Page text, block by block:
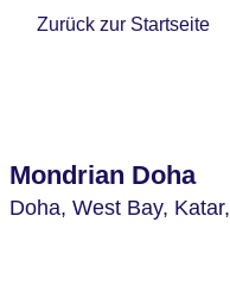
Zurück zur Startseite
Mondrian Doha
Doha, West Bay, Katar,